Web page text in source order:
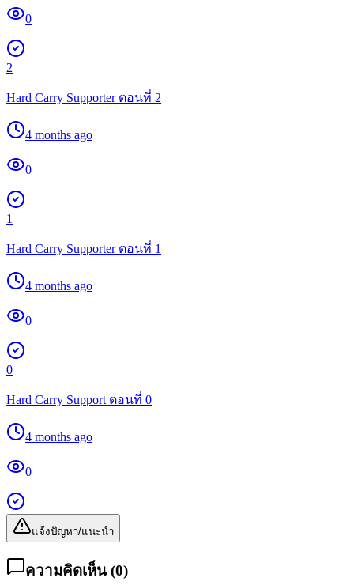
0
2
Hard Carry Supporter ตอนที่ 2
4 months ago
0
1
Hard Carry Supporter ตอนที่ 1
4 months ago
0
0
Hard Carry Support ตอนที่ 0
4 months ago
0
แจ้งปัญหา/แนะนำ
ความคิดเห็น (0)